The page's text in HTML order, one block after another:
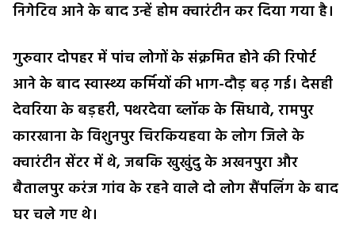
निगेटिव आने के बाद उन्हें होम क्वारंटीन कर दिया गया है।
गुरुवार दोपहर में पांच लोगों के संक्रमित होने की रिपोर्ट
आने के बाद स्वास्थ्य कर्मियों की भाग-दौड़ बढ़ गई। देसही
देवरिया के बड़हरी, पथरदेवा ब्लॉक के सिधावे, रामपुर
कारखाना के विशुनपुर चिरकियहवा के लोग जिले के
क्वारंटीन सेंटर में थे, जबकि खुखुंदु के अखनपुरा और
बैतालपुर करंज गांव के रहने वाले दो लोग सैंपलिंग के बाद
घर चले गए थे।